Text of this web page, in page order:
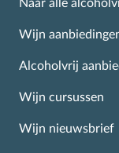
Naar alle
Wijn
Alcoholvrij
Wijn cursussen
Wijn nieuwsbrief